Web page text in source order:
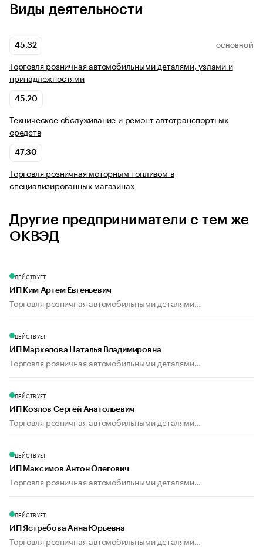
Виды деятельности
45.32 ОСНОВНОЙ
Торговля розничная автомобильными деталями, узлами и
принадлежностями
45.20
Техническое обслуживание и ремонт автотранспортных
средств
47.30
Торговля розничная моторным топливом в
специализированных магазинах
Другие предприниматели с тем же
ОКВЭД
ДЕЙСТВУЕТ
ИП Ким Артем Евгеньевич
Торговля розничная автомобильными деталями...
ДЕЙСТВУЕТ
ИП Маркелова Наталья Владимировна
Торговля розничная автомобильными деталями...
ДЕЙСТВУЕТ
ИП Козлов Сергей Анатольевич
Торговля розничная автомобильными деталями...
ДЕЙСТВУЕТ
ИП Максимов Антон Олегович
Торговля розничная автомобильными деталями...
ДЕЙСТВУЕТ
ИП Ястребова Анна Юрьевна
Торговля розничная автомобильными деталями...